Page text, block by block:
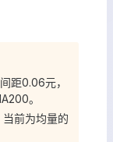
距0.06元，
。
前为均量的